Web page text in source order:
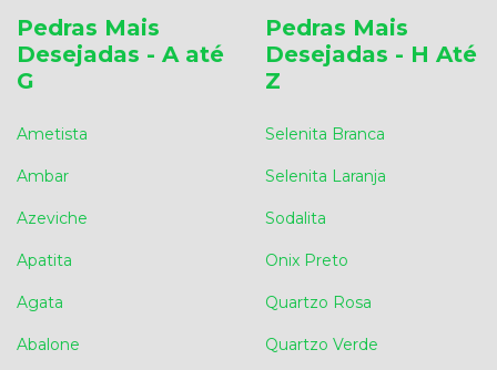
Pedras Mais
Desejadas - A até
G
Ametista
Ambar
Azeviche
Apatita
Agata
Abalone
Pedras Mais
Desejadas - H Até
Z
Selenita Branca
Selenita Laranja
Sodalita
Onix Preto
Quartzo Rosa
Quartzo Verde